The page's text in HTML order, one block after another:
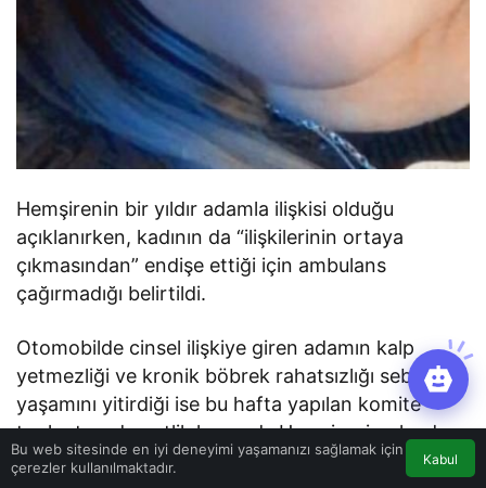
Hemşirenin bir yıldır adamla ilişkisi olduğu
açıklanırken, kadının da “ilişkilerinin ortaya
çıkmasından” endişe ettiği için ambulans
çağırmadığı belirtildi.
Otomobilde cinsel ilişkiye giren adamın kalp
yetmezliği ve kronik böbrek rahatsızlığı sebebiyle
yaşamını yitirdiği ise bu hafta yapılan komite
toplantısında netlik kazandı. Hemşirenin olaydan
sonra başlatılan soruşturmada, “Hastam
Bu web sitesinde en iyi deneyimi yaşamanızı sağlamak için
çerezler kullanılmaktadır.
Kabul